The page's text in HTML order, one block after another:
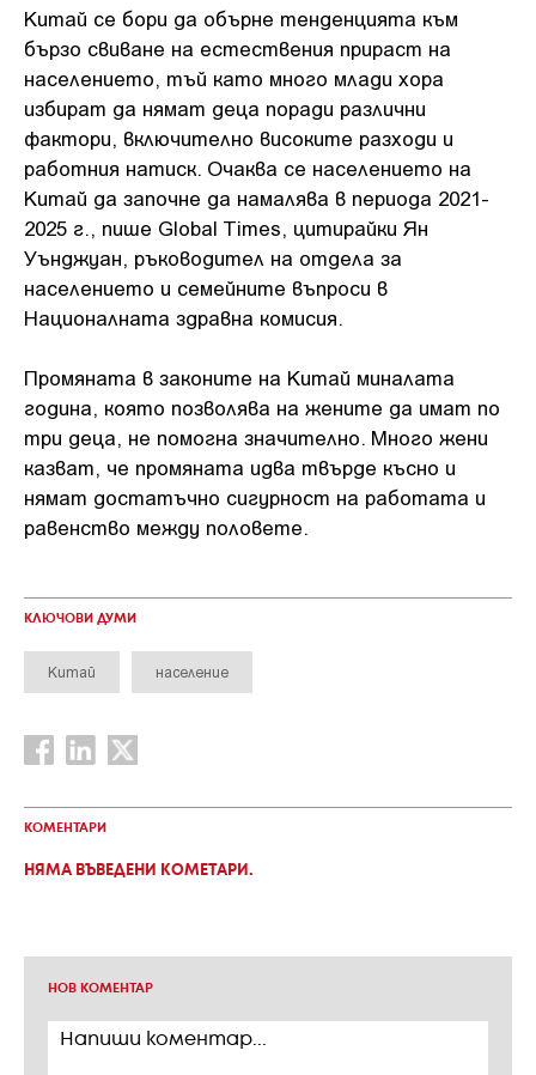
Китай се бори да обърне тенденцията към
бързо свиване на естествения прираст на
населението, тъй като много млади хора
избират да нямат деца поради различни
фактори, включително високите разходи и
работния натиск. Очаква се населението на
Китай да започне да намалява в периода 2021-
2025 г., пише Global Times, цитирайки Ян
Уънджуан, ръководител на отдела за
населението и семейните въпроси в
Националната здравна комисия.
Промяната в законите на Китай миналата
година, която позволява на жените да имат по
три деца, не помогна значително. Много жени
казват, че промяната идва твърде късно и
нямат достатъчно сигурност на работата и
равенство между половете.
КЛЮЧОВИ ДУМИ
Китай население
КОМЕНТАРИ
НЯМА ВЪВЕДЕНИ КОМЕТАРИ.
НОВ КОМЕНТАР